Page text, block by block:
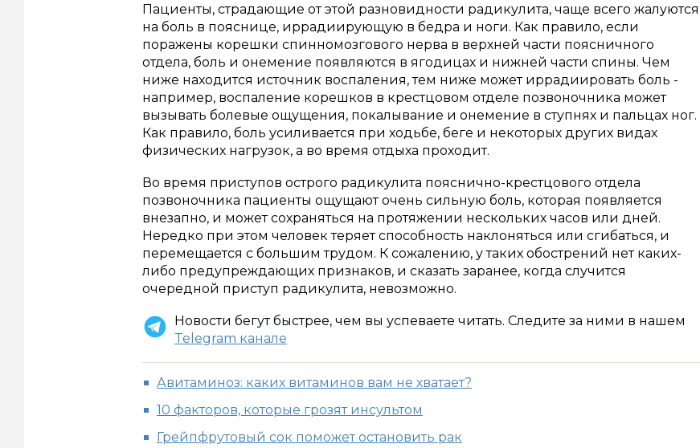
Пациенты, страдающие от этой разновидности радикулита, чаще всего жалуются
на боль в пояснице, иррадиирующую в бедра и ноги. Как правило, если
поражены корешки спинномозгового нерва в верхней части поясничного
отдела, боль и онемение появляются в ягодицах и нижней части спины. Чем
ниже находится источник воспаления, тем ниже может иррадиировать боль -
например, воспаление корешков в крестцовом отделе позвоночника может
вызывать болевые ощущения, покалывание и онемение в ступнях и пальцах ног.
Как правило, боль усиливается при ходьбе, беге и некоторых других видах
физических нагрузок, а во время отдыха проходит.
Во время приступов острого радикулита пояснично-крестцового отдела
позвоночника пациенты ощущают очень сильную боль, которая появляется
внезапно, и может сохраняться на протяжении нескольких часов или дней.
Нередко при этом человек теряет способность наклоняться или сгибаться, и
перемещается с большим трудом. К сожалению, у таких обострений нет каких-
либо предупреждающих признаков, и сказать заранее, когда случится
очередной приступ радикулита, невозможно.
Новости бегут быстрее, чем вы успеваете читать. Следите за ними в нашем
Telegram канале
Авитаминоз: каких витаминов вам не хватает?
10 факторов, которые грозят инсультом
Грейпфрутовый сок поможет остановить рак